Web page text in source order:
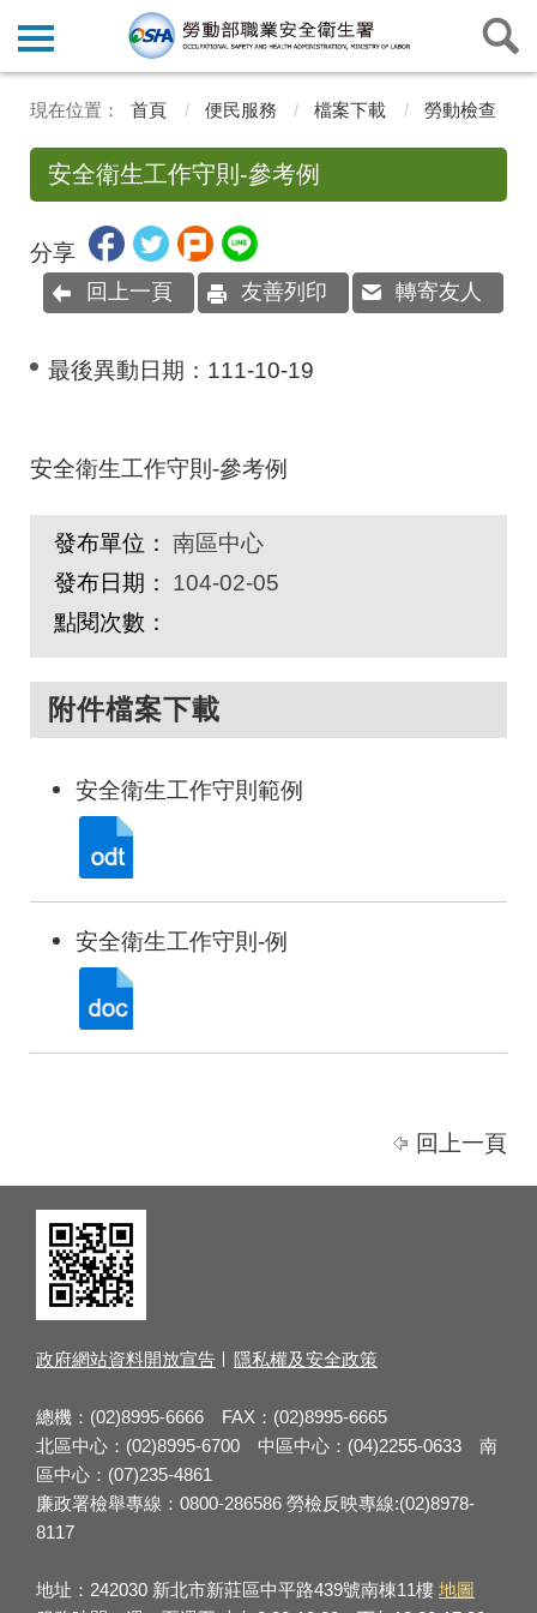
首頁 便民服務 檔案下載 勞動檢查
安全衛生工作守則-參考例
分享
回上一頁 友善列印 轉寄友人
最後異動日期： 111-10-19
安全衛生工作守則-參考例
發布單位： 南區中心
發布日期：
104-02-05
點閱次數：
附件檔案下載
安全衛生工作守則範例
安全衛生工作守則-例
回上一頁
政府網站資料開放宣告 隱私權及安全政策
總機：(02)8995-6666 FAX：(02)8995-6665
北區中心：(02)8995-6700 中區中心：(04)2255-0633 南
區中心：(07)235-4861
廉政署檢舉專線：0800-286586 勞檢反映專線:(02)8978-
8117
地址：242030 新北市新莊區中平路439號南棟11樓 地圖